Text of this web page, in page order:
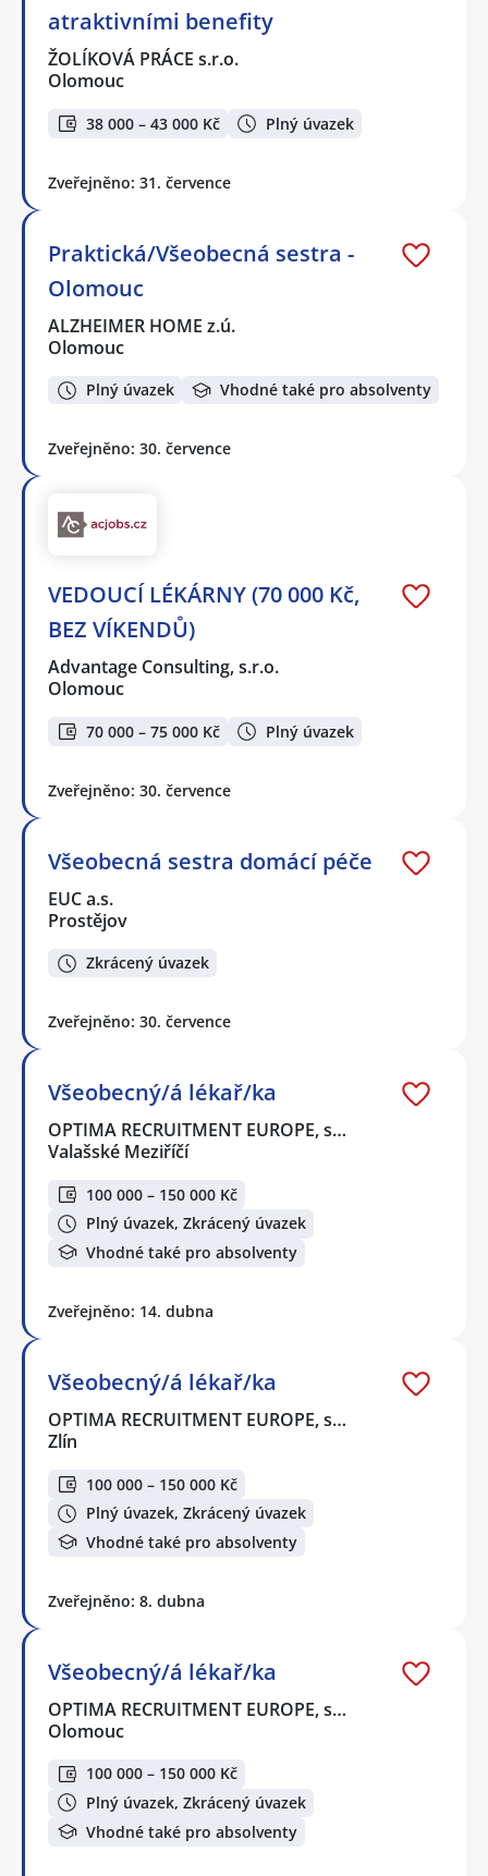
atraktivními benefity
ŽOLÍKOVÁ PRÁCE s.r.o.
Olomouc
38 000 – 43 000 Kč Plný úvazek
Zveřejněno: 31. července
Praktická/Všeobecná sestra -
Olomouc
ALZHEIMER HOME z.ú.
Olomouc
Plný úvazek Vhodné také pro absolventy
Zveřejněno: 30. července
VEDOUCÍ LÉKÁRNY (70 000 Kč,
BEZ VÍKENDŮ)
Advantage Consulting, s.r.o.
Olomouc
70 000 – 75 000 Kč Plný úvazek
Zveřejněno: 30. července
Všeobecná sestra domácí péče
EUC a.s.
Prostějov
Zkrácený úvazek
Zveřejněno: 30. července
Všeobecný/á lékař/ka
OPTIMA RECRUITMENT EUROPE, s…
Valašské Meziříčí
100 000 – 150 000 Kč
Plný úvazek, Zkrácený úvazek
Vhodné také pro absolventy
Zveřejněno: 14. dubna
Všeobecný/á lékař/ka
OPTIMA RECRUITMENT EUROPE, s…
Zlín
100 000 – 150 000 Kč
Plný úvazek, Zkrácený úvazek
Vhodné také pro absolventy
Zveřejněno: 8. dubna
Všeobecný/á lékař/ka
OPTIMA RECRUITMENT EUROPE, s…
Olomouc
100 000 – 150 000 Kč
Plný úvazek, Zkrácený úvazek
Vhodné také pro absolventy